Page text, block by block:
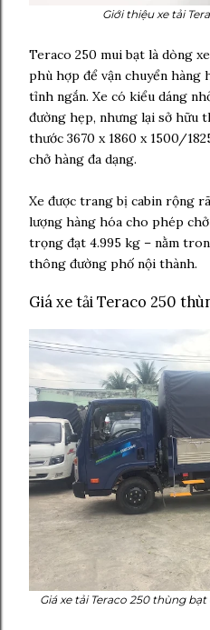
Giới thiệu xe tải
Teraco 250 mui bạt là dòng
phù hợp để vận chuyển
tỉnh ngắn. Xe có kiểu dáng
đường hẹp, nhưng lại sở hữu
thước 3670 x 1860 x 1500/
chở hàng đa dạng.
Xe được trang bị cabin rộng
lượng hàng hóa cho phép
trọng đạt 4.995 kg – nằm
thông đường phố nội thành.
Giá xe tải Teraco 250
Giá xe tải Teraco 250 thùng